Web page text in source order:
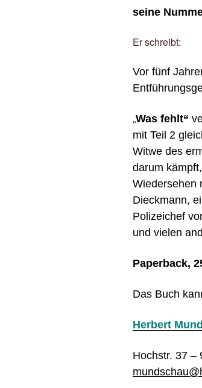
seine
Er schreibt:
Vor fünf
„Was fehlt“
mit Teil 2
Witwe des
darum
Wiedersehen
Dieckmann,
Polizeichef
und vielen
Paperback,
Das Buch
Herbert
Hochstr. 37 –